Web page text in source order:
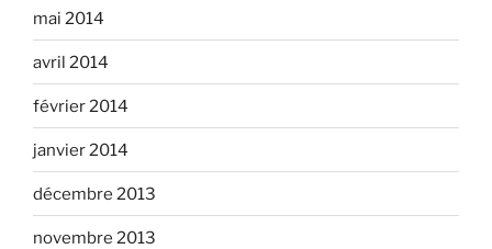
mai 2014
avril 2014
février 2014
janvier 2014
décembre 2013
novembre 2013